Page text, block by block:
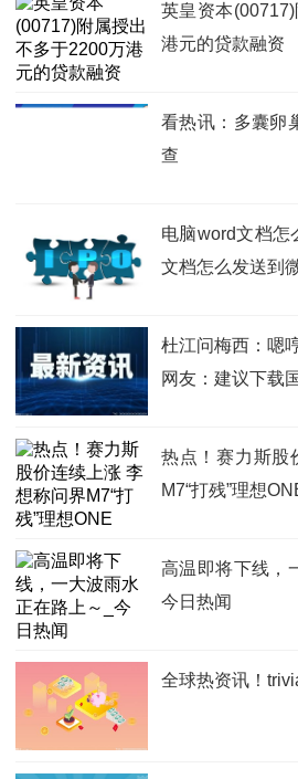
英皇资本
港元的贷款融资
看热讯：多囊卵
查
电脑word文档怎
文档怎么发送到
杜江问梅西：嗯
网友：建议下载
热点！赛力斯股
M7“打残”理想
高温即将下线，
今日热闻
全球热资讯！